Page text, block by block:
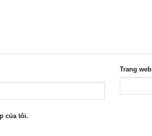
Trang web
của tôi.